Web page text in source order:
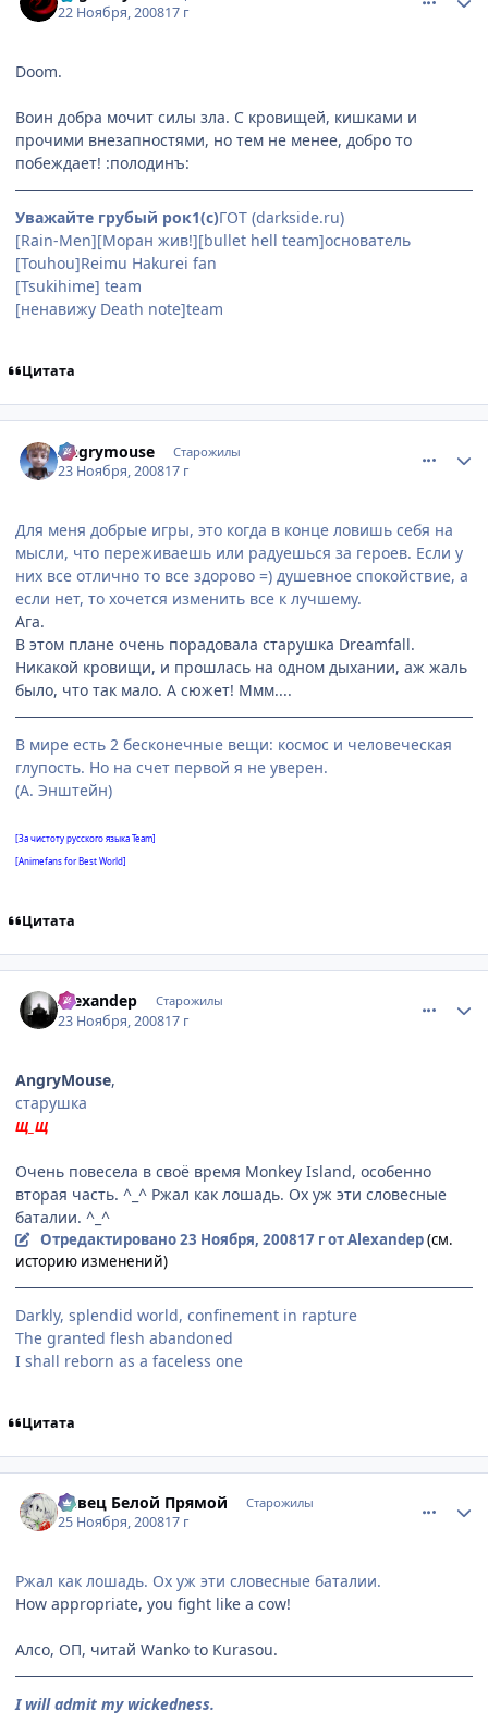
22 Ноября, 200817 г
Doom.
Воин добра мочит силы зла. С кровищей, кишками и
прочими внезапностями, но тем не менее, добро то
побеждает! :полодинъ:
Уважайте грубый рок1(с)ГОТ (darkside.ru)
[Rain-Men][Моран жив!][bullet hell team]основатель
[Touhou]Reimu Hakurei fan
[Tsukihime] team
[ненавижу Death note]team
Цитата
Angrymouse Старожилы
23 Ноября, 200817 г
Для меня добрые игры, это когда в конце ловишь себя на
мысли, что переживаешь или радуешься за героев. Если у
них все отлично то все здорово =) душевное спокойствие, а
если нет, то хочется изменить все к лучшему.
Ага.
В этом плане очень порадовала старушка Dreamfall.
Никакой кровищи, и прошлась на одном дыхании, аж жаль
было, что так мало. А сюжет! Ммм....
В мире есть 2 бесконечные вещи: космос и человеческая
глупость. Но на счет первой я не уверен.
(А. Энштейн)
[За чистоту русского языка Team]
[Animefans for Best World]
Цитата
Alexandep Старожилы
23 Ноября, 200817 г
AngryMouse,
старушка
Щ_Щ
Очень повесела в своё время Monkey Island, особенно
вторая часть. ^_^ Ржал как лошадь. Ох уж эти словесные
баталии. ^_^
Отредактировано23 Ноября, 200817 гот Alexandep(см.
историю изменений)
Darkly, splendid world, confinement in rapture
The granted flesh abandoned
I shall reborn as a faceless one
Цитата
Певец Белой Прямой Старожилы
25 Ноября, 200817 г
Ржал как лошадь. Ох уж эти словесные баталии.
How appropriate, you fight like a cow!
Алсо, ОП, читай Wanko to Kurasou.
I will admit my wickedness.